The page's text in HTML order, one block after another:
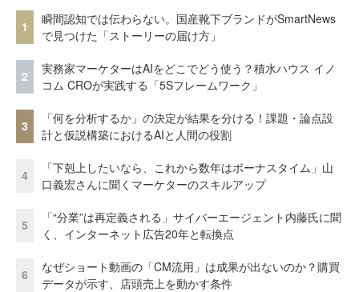
1
瞬間認知では伝わらない。国産靴下ブランドがSmartNews
で見つけた「ストーリーの届け方」
2
実務家マーケターはAIをどこでどう使う？積水ハウス イノ
コム CROが実践する「5Sフレームワーク」
3
「何を分析するか」の決定が結果を分ける！課題・論点設
計と仮説構築におけるAIと人間の役割
4
「下剋上したいなら、これから数年はボーナスタイム」山
口義宏さんに聞くマーケターのスキルアップ
5
「“分業”は再定義される」サイバーエージェント内藤氏に聞
く、インターネット広告20年と転換点
6
なぜショート動画の「CM流用」は成果が出ないのか？購買
データが示す、店頭売上を動かす条件